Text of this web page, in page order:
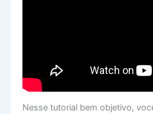
Nesse tutorial bem objetivo,